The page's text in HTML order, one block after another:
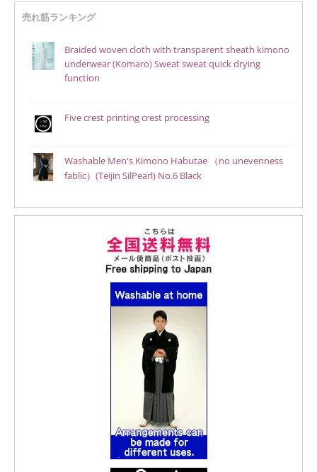
売れ筋ランキング
Braided woven cloth with transparent sheath kimono
underwear (Komaro) Sweat sweat quick drying
function
Five crest printing crest processing
Washable Men's Kimono Habutae （no unevenness
fablic）(Teijin SilPearl) No.6 Black